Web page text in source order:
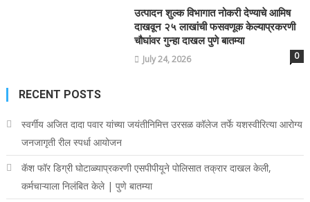
उत्पादन शुल्क विभागात नोकरी देण्याचे आमिष
दाखवून २५ लाखांची फसवणूक केल्याप्रकरणी
चौघांवर गुन्हा दाखल पुणे बातम्या
July 24, 2026 0
RECENT POSTS
स्वर्गीय अजित दादा पवार यांच्या जयंतीनिमित्त उरसळ कॉलेज तर्फे यशस्वीरित्या आरोग्य
जनजागृती रील स्पर्धा आयोजन
कॅश फॉर डिग्री घोटाळ्याप्रकरणी एसपीपीयूने पोलिसात तक्रार दाखल केली,
कर्मचाऱ्याला निलंबित केले | पुणे बातम्या